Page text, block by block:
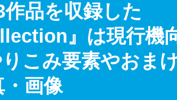
品を収録した
』は現行機
こみ要素やおま
・画像